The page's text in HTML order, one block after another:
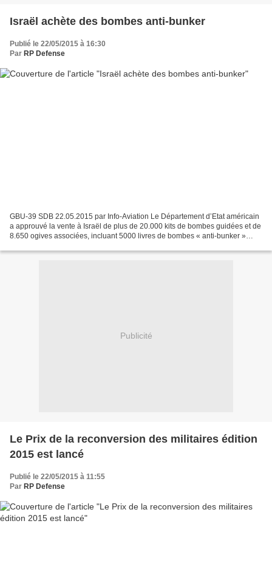
Israël achète des bombes anti-bunker
Publié le 22/05/2015 à 16:30
Par RP Defense
GBU-39 SDB 22.05.2015 par Info-Aviation Le Département d’Etat américain
a approuvé la vente à Israël de plus de 20.000 kits de bombes guidées et de
8.650 ogives associées, incluant 5000 livres de bombes « anti-bunker »
Publicité
Le Prix de la reconversion des militaires édition
2015 est lancé
Publié le 22/05/2015 à 11:55
Par RP Defense